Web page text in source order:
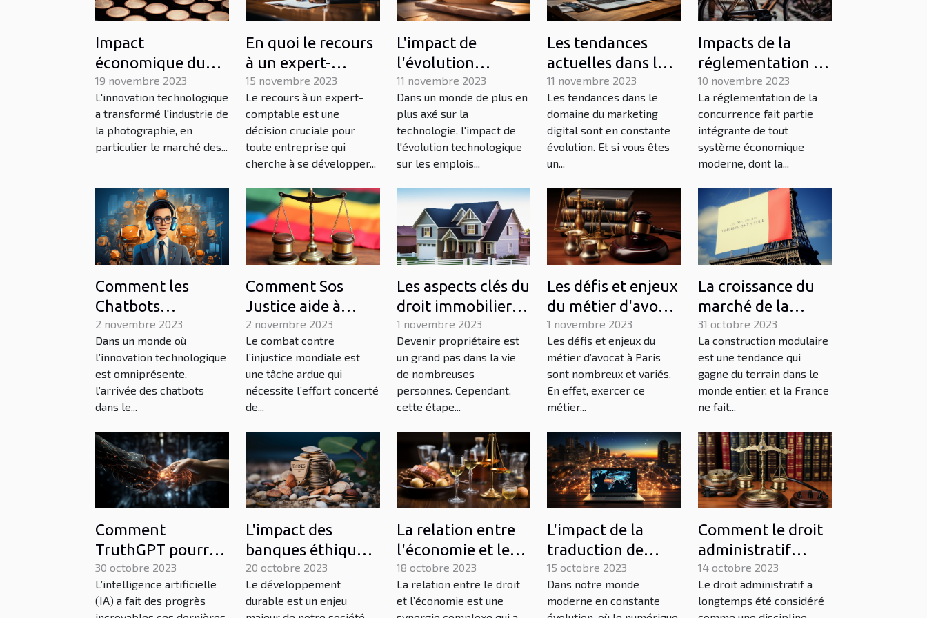
Impact
économique du
marché des
appareils photo
SLR
19 novembre 2023
L'innovation technologique
a transformé l'industrie de
la photographie, en
particulier le marché des...
En quoi le recours
à un expert-
comptable
contribue-t-il au
développement
d’une entreprise ?
15 novembre 2023
Le recours à un expert-
comptable est une
décision cruciale pour
toute entreprise qui
cherche à se développer...
L'impact de
l'évolution
technologique sur
les emplois dans le
secteur des
services
11 novembre 2023
Dans un monde de plus en
plus axé sur la
technologie, l'impact de
l'évolution technologique
sur les emplois...
Les tendances
actuelles dans le
domaine du
marketing digital
freelance
11 novembre 2023
Les tendances dans le
domaine du marketing
digital sont en constante
évolution. Et si vous êtes
un...
Impacts de la
réglementation de
la concurrence sur
l'économie belge
10 novembre 2023
La réglementation de la
concurrence fait partie
intégrante de tout
système économique
moderne, dont la...
Comment les
Chatbots
transforment-ils le
monde des
affaires?
2 novembre 2023
Dans un monde où
l’innovation technologique
est omniprésente,
l’arrivée des chatbots
dans le...
Comment Sos
Justice aide à
lutter contre
l'injustice
mondiale
2 novembre 2023
Le combat contre
l’injustice mondiale est
une tâche ardue qui
nécessite l’effort concerté
de...
Les aspects clés du
droit immobilier
que tout
propriétaire
devrait connaître
1 novembre 2023
Devenir propriétaire est
un grand pas dans la vie
de nombreuses
personnes. Cependant,
cette étape...
Les défis et enjeux
du métier d'avocat
à Paris
1 novembre 2023
Les défis et enjeux du
métier d’avocat à Paris
sont nombreux et variés.
En effet, exercer ce
métier...
La croissance du
marché de la
construction
modulaire en
France
31 octobre 2023
La construction modulaire
est une tendance qui
gagne du terrain dans le
monde entier, et la France
ne fait...
Comment
TruthGPT pourrait
redéfinir le
paysage de
l'intelligence
30 octobre 2023
L’intelligence artificielle
(IA) a fait des progrès
L'impact des
banques éthiques
sur le
développement
durable
20 octobre 2023
Le développement
durable est un enjeu
La relation entre
l'économie et le
droit : une
perspective
française
18 octobre 2023
La relation entre le droit
et l’économie est une
L'impact de la
traduction de
contenu digital
sur l'économie
internationale
15 octobre 2023
Dans notre monde
moderne en constante
Comment le droit
administratif
influence
l'économie
14 octobre 2023
Le droit administratif a
longtemps été considéré